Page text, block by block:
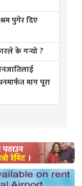
पुगेर दिए
के गर्‍यो ?
माग पूरा